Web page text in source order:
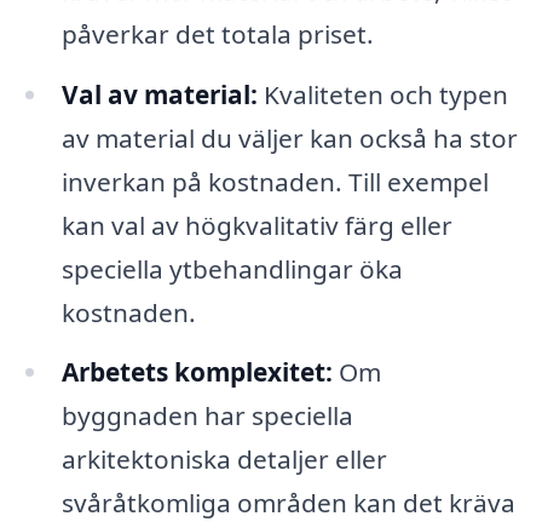
påverkar det totala priset.
Val av material: Kvaliteten och typen
av material du väljer kan också ha stor
inverkan på kostnaden. Till exempel
kan val av högkvalitativ färg eller
speciella ytbehandlingar öka
kostnaden.
Arbetets komplexitet: Om
byggnaden har speciella
arkitektoniska detaljer eller
svåråtkomliga områden kan det kräva